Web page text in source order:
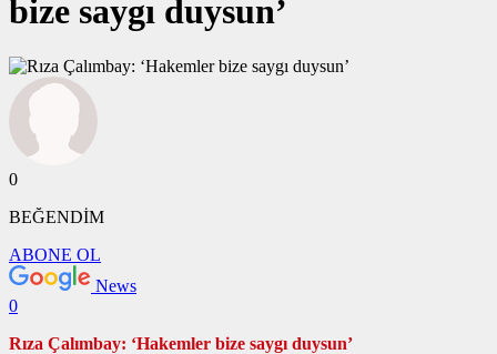
bize saygı duysun’
0
BEĞENDİM
ABONE OL
News
0
Rıza Çalımbay: ‘Hakemler bize saygı duysun’